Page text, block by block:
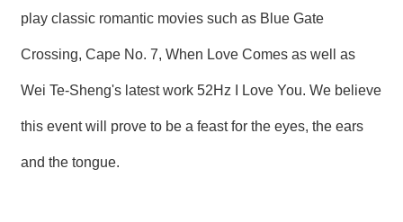
play classic romantic movies such as Blue Gate
Crossing, Cape No. 7, When Love Comes as well as
Wei Te-Sheng's latest work 52Hz I Love You. We believe
this event will prove to be a feast for the eyes, the ears
and the tongue.